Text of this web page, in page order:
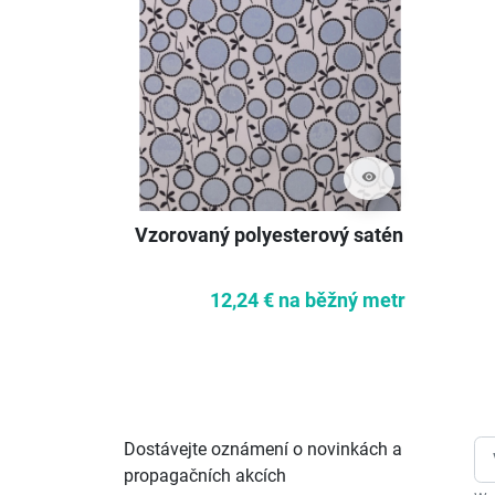
visibility
Vzorovaný polyesterový satén
12,24 € na běžný metr
Dostávejte oznámení o novinkách a
propagačních akcích